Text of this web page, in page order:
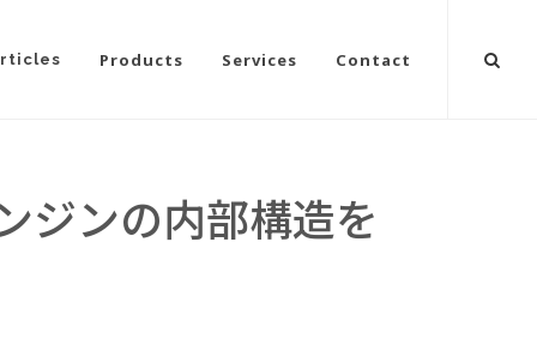
Products Services Contact
ジンの内部構造を